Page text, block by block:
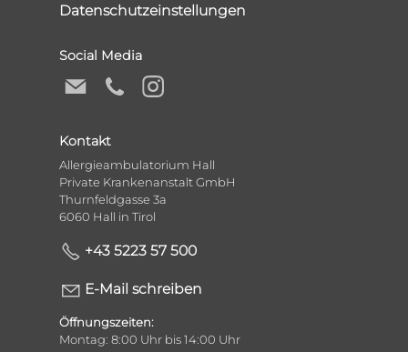
Datenschutzeinstellungen
Social Media
Kontakt
Allergieambulatorium Hall
Private Krankenanstalt GmbH
Thurnfeldgasse 3a
6060 Hall in Tirol
+43 5223 57 500
E-Mail schreiben
Öffnungszeiten:
Montag: 8:00 Uhr bis 14:00 Uhr